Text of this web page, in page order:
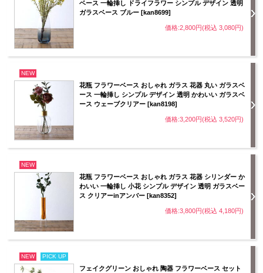
ベース 一輪挿し ドライフラワー シンプル デザイン 透明
ガラスベース ブルー [kan8699]
価格:2,800円(税込 3,080円)
NEW
花瓶 フラワーベース おしゃれ ガラス 花器 丸い ガラスベ
ース 一輪挿し シンプル デザイン 透明 かわいい ガラスベ
ース ウェーブクリアー [kan8198]
価格:3,200円(税込 3,520円)
NEW
花瓶 フラワーベース おしゃれ ガラス 花器 シリンダー か
わいい 一輪挿し 小花 シンプル デザイン 透明 ガラスベー
ス クリアーinアンバー [kan8352]
価格:3,800円(税込 4,180円)
NEW PICK UP
フェイクグリーン おしゃれ 陶器 フラワーベース セット